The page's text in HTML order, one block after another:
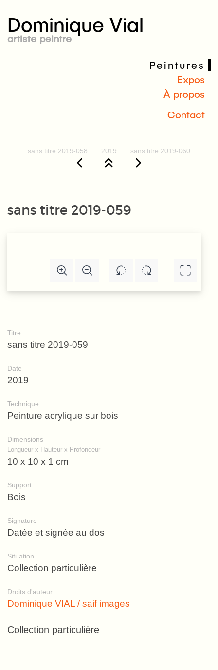
Dominique Vial
artiste peintre
Peintures
Expos
À propos
Contact
sans titre 2019-058 2019 sans titre 2019-060
sans titre 2019-059
Titre
sans titre 2019-059
Date
2019
Technique
Peinture acrylique sur bois
Dimensions
Longueur x Hauteur x Profondeur
10 x 10 x 1 cm
Support
Bois
Signature
Datée et signée au dos
Situation
Collection particulière
Droits d'auteur
Dominique VIAL / saif images
Collection particulière